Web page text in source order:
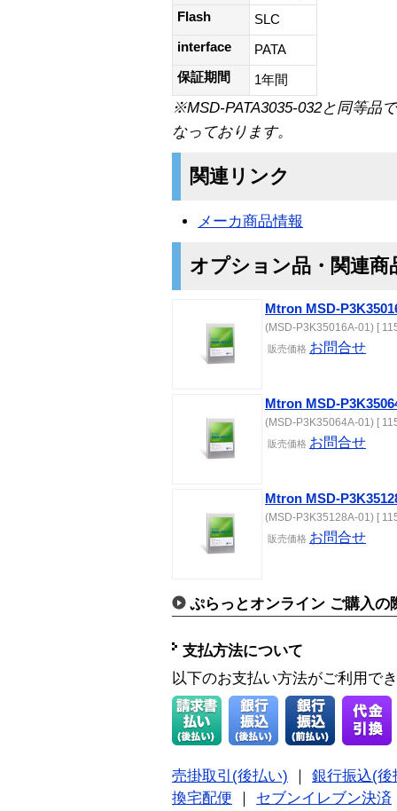
Flash
SLC
interface
PATA
保証期間
1年間
※MSD-PATA3035-032と同等品
なっております。
関連リンク
メーカ商品情報
オプション品・関連商
Mtron MSD-
(MSD-P3K35016A-01) [
販売価格 お問合せ
Mtron MSD-
(MSD-P3K35064A-01) [
販売価格 お問合せ
Mtron MSD-
(MSD-P3K35128A-01) [
販売価格 お問合せ
ぷらっとオンライン ご購入の
支払方法について
以下のお支払い方法がご利用で
売掛取引(後払い)
銀行振込(後
換宅配便
セブンイレブン決済